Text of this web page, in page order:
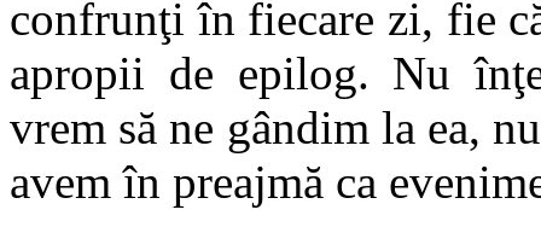
confrunţi în fiecare zi, fie
apropii de epilog. Nu
vrem să ne gândim la ea,
avem în preajmă ca